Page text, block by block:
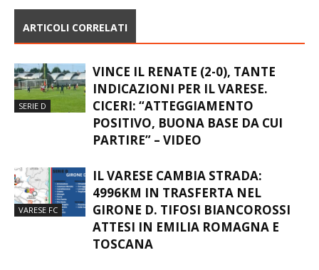
ARTICOLI CORRELATI
SERIE D
VINCE IL RENATE (2-0), TANTE
INDICAZIONI PER IL VARESE.
CICERI: “ATTEGGIAMENTO
POSITIVO, BUONA BASE DA CUI
PARTIRE” – VIDEO
VARESE FC
IL VARESE CAMBIA STRADA:
4996KM IN TRASFERTA NEL
GIRONE D. TIFOSI BIANCOROSSI
ATTESI IN EMILIA ROMAGNA E
TOSCANA